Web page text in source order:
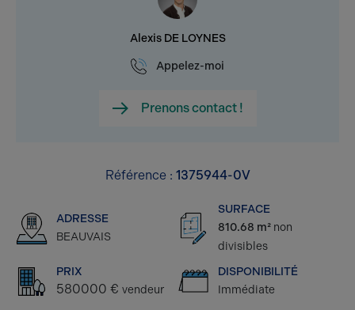
Alexis DE LOYNES
Appelez-moi
Prenons contact !
Référence : 1375944-0V
ADRESSE
BEAUVAIS
SURFACE
810.68 m² non
divisibles
PRIX
580000 € vendeur
DISPONIBILITÉ
Immédiate